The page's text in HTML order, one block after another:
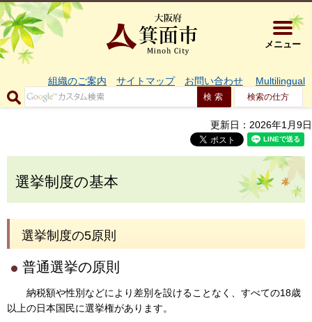
大阪府箕
メニュー
組織のご案内 サイトマップ お問い合わせ Multilingual
検索の仕方
更新日：2026年1月9日
選挙制度の基本
選挙制度の5原則
普通選挙の原則
納税額や性別などにより差別を設けることなく、すべての18歳
以上の日本国民に選挙権があります。